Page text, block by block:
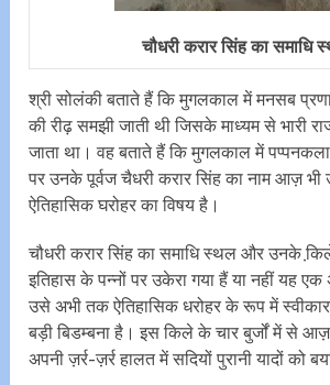
चौधरी करार सिंह का समाधि
श्री सोलंकी बताते हैं कि मुगलकाल में मनसब
की रीढ़ समझी जाती थी जिसके माध्यम से भारी
जाता था। वह बताते हैं कि मुगलकाल में
पर उनके पूर्वज चैधरी करार सिंह का नाम आज़ भी
ऐतिहासिक घरोहर का विषय है।
चौधरी करार सिंह का समाधि स्थल और उनके
इतिहास के पन्नों पर उकेरा गया हैं या नहीं यह
उसे अभी तक ऐतिहासिक धरोहर के रूप में
बड़ी बिडम्बना है। इस किले के चार बुर्जों में से
अपनी ज़र्र-ज़र्र हालत में सदियों पुरानी यादों को